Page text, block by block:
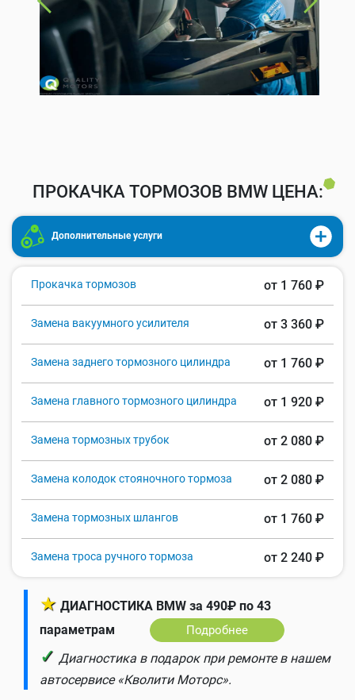
ПРОКАЧКА ТОРМОЗОВ BMW ЦЕНА:
Дополнительные услуги
Прокачка тормозов от 1 760 ₽
Замена вакуумного усилителя от 3 360 ₽
Замена заднего тормозного цилиндра от 1 760 ₽
Замена главного тормозного цилиндра от 1 920 ₽
Замена тормозных трубок от 2 080 ₽
Замена колодок стояночного тормоза от 2 080 ₽
Замена тормозных шлангов от 1 760 ₽
Замена троса ручного тормоза от 2 240 ₽
★ ДИАГНОСТИКА BMW за 490₽ по 43
параметрам
Подробнее
✓ Диагностика в подарок при ремонте в нашем
автосервисе «Кволити Моторс».